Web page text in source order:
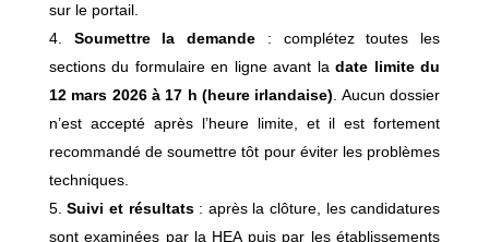
sur le portail.
Soumettre la demande : complétez toutes les
sections du formulaire en ligne avant ladate limite du
12 mars 2026 à 17 h (heure irlandaise) . Aucun dossier
n’est accepté après l’heure limite, et il est fortement
recommandé de soumettre tôt pour éviter les problèmes
techniques.
Suivi et résultats: après la clôture, les candidatures
sont examinées par la HEA puis par les établissements